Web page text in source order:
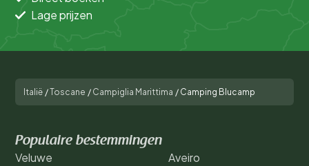
Lage prijzen
Italië /Toscane / Campiglia Marittima / Camping Blucamp
Populaire bestemmingen
Veluwe
Aveiro